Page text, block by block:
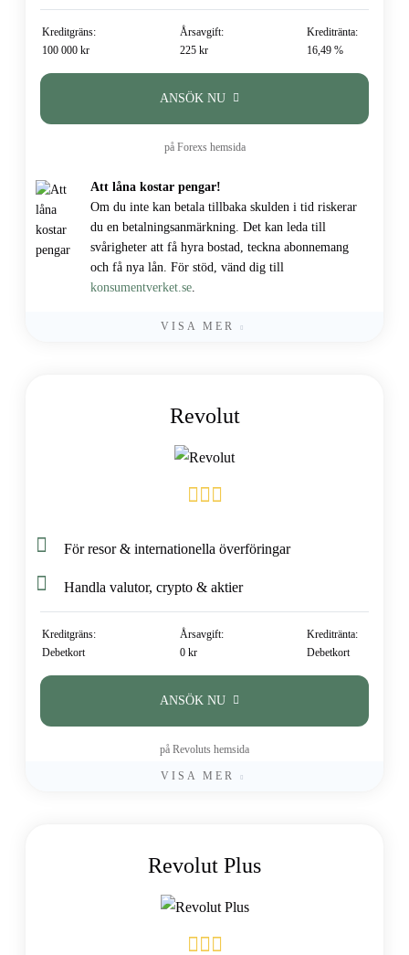
Kreditgräns:
100 000 kr
Årsavgift:
225 kr
Kreditränta:
16,49 %
ANSÖK NU
på Forexs hemsida
Att låna kostar pengar!
Om du inte kan betala tillbaka skulden i tid riskerar
du en betalningsanmärkning. Det kan leda till
svårigheter att få hyra bostad, teckna abonnemang
och få nya lån. För stöd, vänd dig till
konsumentverket.se
VISA MER
Revolut
För resor & internationella överföringar
Handla valutor, crypto & aktier
Kreditgräns:
Debetkort
Årsavgift:
0 kr
Kreditränta:
Debetkort
ANSÖK NU
på Revoluts hemsida
VISA MER
Revolut Plus